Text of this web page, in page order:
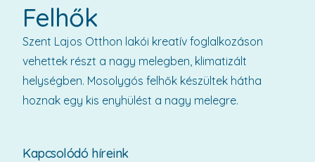
Kapcsolódó híreink
Felhők
Szent Lajos Otthon lakói kreatív foglalkozáson
vehettek részt a nagy melegben, klimatizált
helységben. Mosolygós felhők készültek hátha
hoznak egy kis enyhülést a nagy melegre.